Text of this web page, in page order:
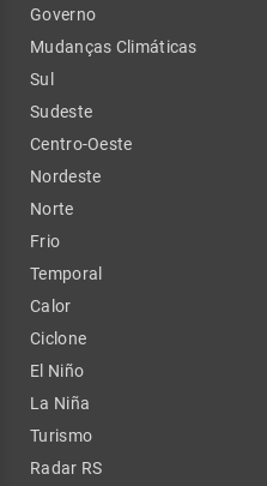
Governo
Mudanças Climáticas
Sul
Sudeste
Centro-Oeste
Nordeste
Norte
Frio
Temporal
Calor
Ciclone
El Niño
La Niña
Turismo
Radar RS